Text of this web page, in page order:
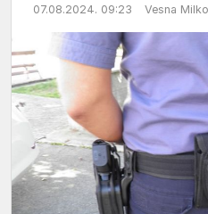
07.08.2024. 09:23 Vesna